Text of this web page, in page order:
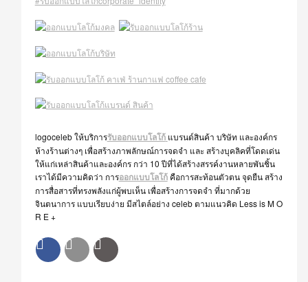
logoceleb ให้บริการรับออกแบบโลโก้ แบรนด์สินค้า บริษัท และองค์กร
ห้างร้านต่างๆ เพื่อสร้างภาพลักษณ์การจดจำ และ สร้างบุคลิคที่โดดเด่น
ให้แก่เหล่าสินค้าและองค์กร กว่า 10 ปีที่ได้สร้างสรรค์งานหลายพันชิ้น
เราได้มีความคิดว่า การออกแบบโลโก้คือการสะท้อนตัวตน จุดยืน สร้าง
การสื่อสารที่ทรงพลังแก่ผู้พบเห็น เพื่อสร้างการจดจำ ที่มากด้วย
จินตนาการ แบบเรียบง่าย มีสไตล์อย่าง celeb ตามแนวคิด Less is M O
R E +